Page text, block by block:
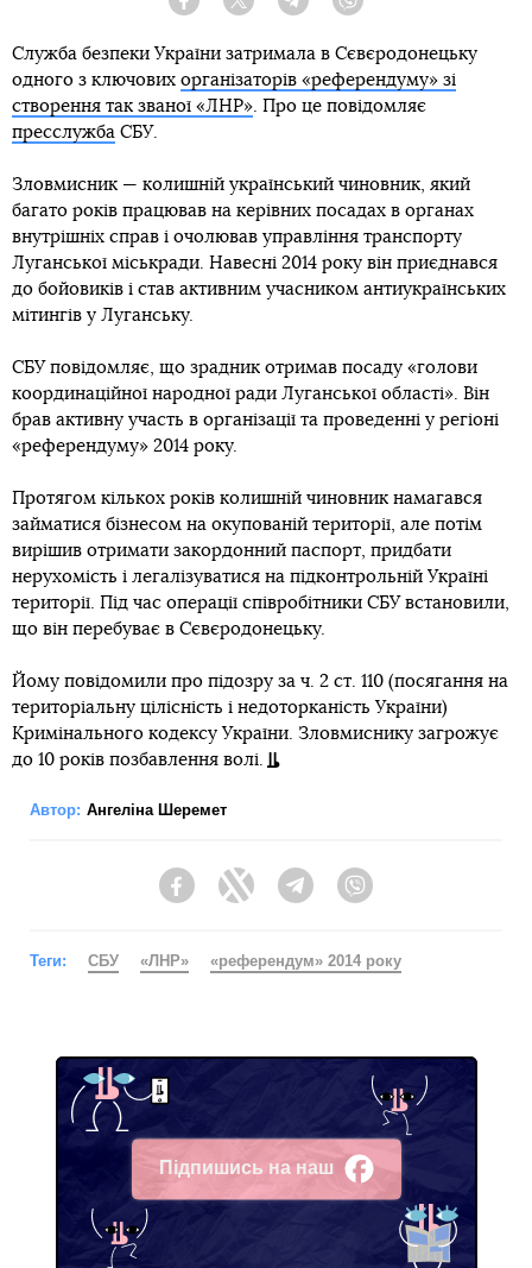
Facebook Twitter Telegram
Служба безпеки України затримала в Сєвєродонецьку
одного з ключових організаторів «референдуму» зі
створення так званої «ЛНР» . Про це повідомляє
пресслужба СБУ.
Зловмисник — колишній український чиновник, який
багато років працював на керівних посадах в органах
внутрішніх справ і очолював управління транспорту
Луганської міськради. Навесні 2014 року він приєднався
до бойовиків і став активним учасником антиукраїнських
мітингів у Луганську.
СБУ повідомляє, що зрадник отримав посаду «голови
координаційної народної ради Луганської області». Він
брав активну участь в організації та проведенні у регіоні
«референдуму» 2014 року.
Протягом кількох років колишній чиновник намагався
займатися бізнесом на окупованій території, але потім
вирішив отримати закордонний паспорт, придбати
нерухомість і легалізуватися на підконтрольній Україні
території. Під час операції співробітники СБУ встановили,
що він перебуває в Сєвєродонецьку.
Йому повідомили про підозру за ч. 2 ст. 110 (посягання на
територіальну цілісність і недоторканість України)
Кримінального кодексу України. Зловмиснику загрожує
до 10 років позбавлення волі.
Автор: Ангеліна Шеремет
FacebookTwitter Telegram
Теги: СБУ «ЛНР» «референдум» 2014 року
Підпишись на наш
Facebook